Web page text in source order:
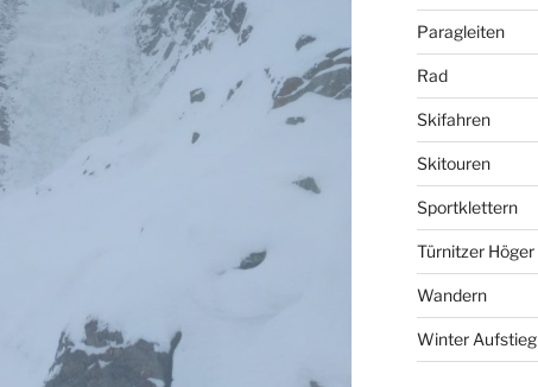
Paragleiten
Rad
Skifahren
Skitouren
Sportklettern
Türnitzer Höger
Wandern
Winter Aufstieg